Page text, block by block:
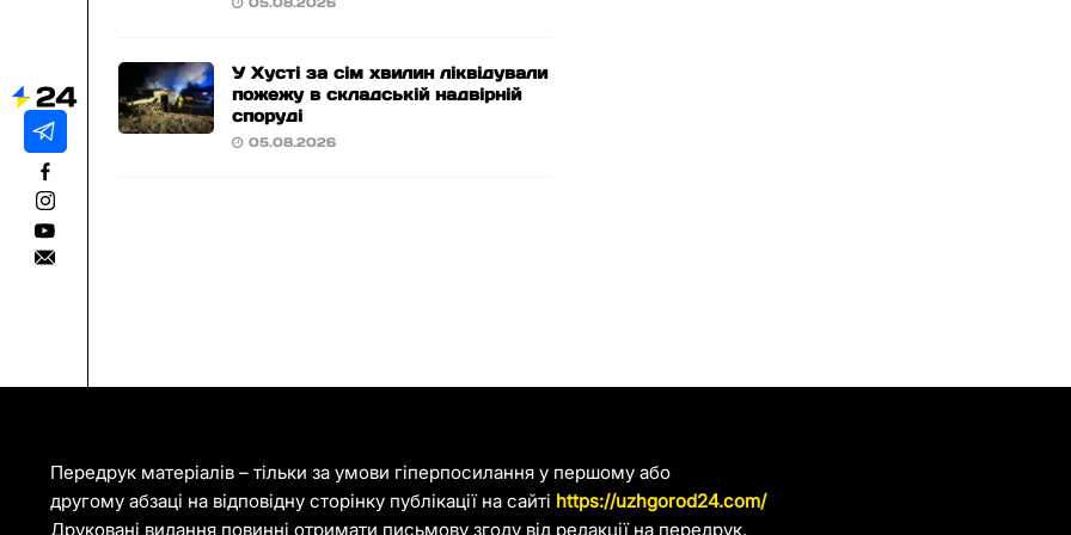
У Хусті за сім хвилин ліквідували
пожежу в складській надвірній
споруді
05.08.2026
Передрук матеріалів – тільки за умови гіперпосилання у першому або
другому абзаці на відповідну сторінку публікації на сайті https://uzhgorod24.com/
Друковані видання повинні отримати письмову згоду від редакції на передрук.